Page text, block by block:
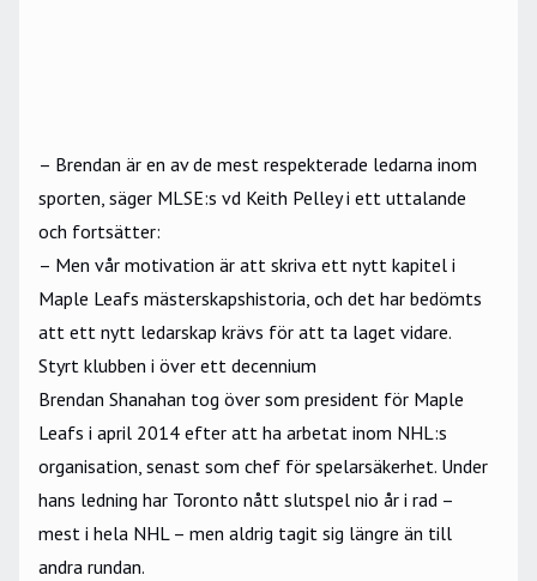
– Brendan är en av de mest respekterade ledarna inom
sporten, säger MLSE:s vd Keith Pelley i ett uttalande
och fortsätter:
– Men vår motivation är att skriva ett nytt kapitel i
Maple Leafs mästerskapshistoria, och det har bedömts
att ett nytt ledarskap krävs för att ta laget vidare.
Styrt klubben i över ett decennium
Brendan Shanahan tog över som president för Maple
Leafs i april 2014 efter att ha arbetat inom NHL:s
organisation, senast som chef för spelar­säkerhet. Under
hans ledning har Toronto nått slutspel nio år i rad –
mest i hela NHL – men aldrig tagit sig längre än till
andra rundan.